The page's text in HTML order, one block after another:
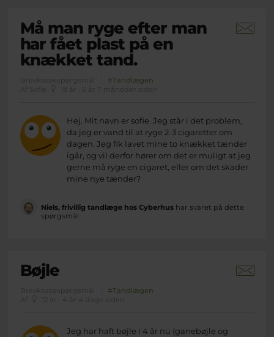
Må man ryge efter man
har fået plast på en
knækket tand.
Brevkassespørgsmål
#Tandlægen
Af Sofie
Hej. Mit navn er sofie. Jeg står i det problem,
da jeg er vand til at ryge 2-3 cigaretter om
dagen. Jeg fik lavet mine to knækket tænder
igår, og vil derfor hører om det er muligt at jeg
gerne må ryge en cigaret, eller om det skader
mine nye tænder?
Niels, frivillig tandlæge hos Cyberhushar svaret på dette
spørgsmål
Bøjle
Brevkassespørgsmål
#Tandlægen
Af
12 år · 4 år 4 dage siden
Jeg har haft bøjle i 4 år nu (ganebøjle og